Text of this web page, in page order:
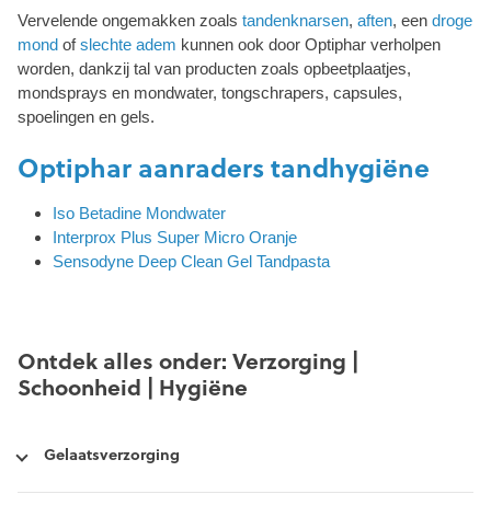
Vervelende ongemakken zoals tandenknarsen, aften, een droge
mond ofslechte adem kunnen ook door Optiphar verholpen
worden, dankzij tal van producten zoals opbeetplaatjes,
mondsprays en mondwater, tongschrapers, capsules,
spoelingen en gels.
Optiphar aanraders tandhygiëne
Iso Betadine Mondwater
Interprox Plus Super Micro Oranje
Sensodyne Deep Clean Gel Tandpasta
Ontdek alles onder: Verzorging |
Schoonheid | Hygiëne
Gelaatsverzorging